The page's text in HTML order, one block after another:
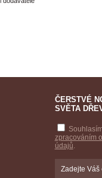
ČERSTVÉ
SVĚTA
zpracováním
údajů.